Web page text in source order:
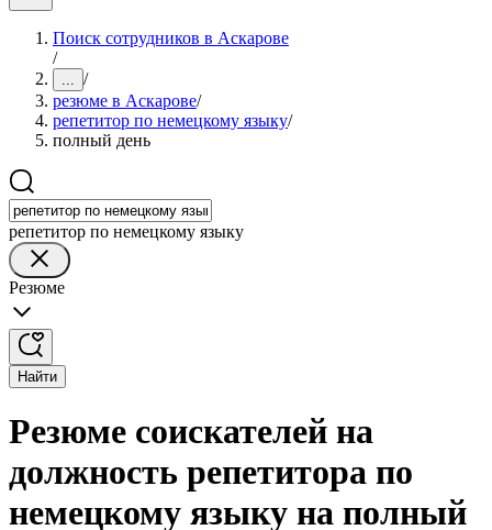
Поиск сотрудников в Аскарове
/
... /
резюме в Аскарове/
репетитор по немецкому языку/
полный день
репетитор по немецкому языку
Резюме
Найти
Резюме соискателей на
должность репетитора по
немецкому языку на полный